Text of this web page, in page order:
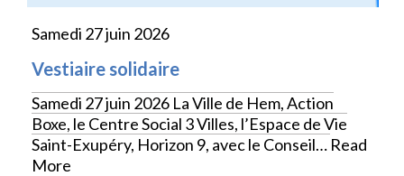
Samedi 27 juin 2026
Vestiaire solidaire
Samedi 27 juin 2026 La Ville de Hem, Action
Boxe, le Centre Social 3 Villes, l’Espace de Vie
Saint-Exupéry, Horizon 9, avec le Conseil… Read
More